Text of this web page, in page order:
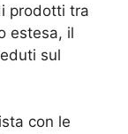
prodotti tra
estesa, il
sul
con le